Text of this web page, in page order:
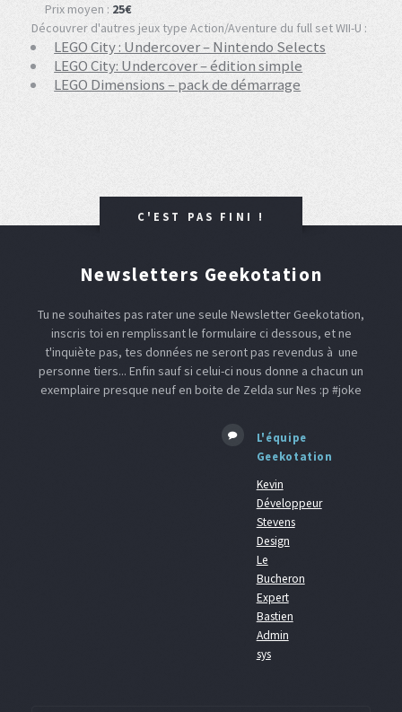
Prix moyen : 25€
Découvrer d'autres jeux type Action/Aventure du full set WII-U :
LEGO City : Undercover – Nintendo Selects
LEGO City: Undercover – édition simple
LEGO Dimensions – pack de démarrage
C'EST PAS FINI !
Newsletters Geekotation
Tu ne souhaites pas rater une seule Newsletter Geekotation,
inscris toi en remplissant le formulaire ci dessous, et ne
t'inquiète pas, tes données ne seront pas revendus à une
personne tiers... Enfin sauf si celui-ci nous donne a chacun un
exemplaire presque neuf en boite de Zelda sur Nes :p #joke
L'équipe
Geekotation
Kevin
Développeur
Stevens
Design
Le
Bucheron
Expert
Bastien
Admin
sys